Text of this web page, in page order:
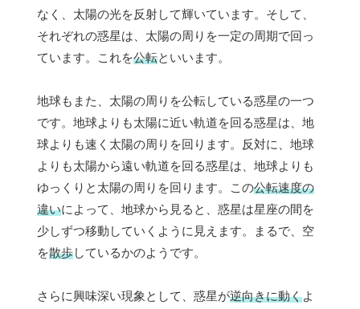
なく、太陽の光を反射して輝いています。そして、
それぞれの惑星は、太陽の周りを一定の周期で回っ
ています。これを公転といいます。
地球もまた、太陽の周りを公転している惑星の一つ
です。地球よりも太陽に近い軌道を回る惑星は、地
球よりも速く太陽の周りを回ります。反対に、地球
よりも太陽から遠い軌道を回る惑星は、地球よりも
ゆっくりと太陽の周りを回ります。この公転速度の
違いによって、地球から見ると、惑星は星座の間を
少しずつ移動していくように見えます。まるで、空
を散歩しているかのようです。
さらに興味深い現象として、惑星が逆向きに動くよ